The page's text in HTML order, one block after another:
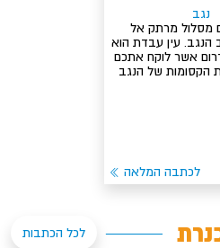
נגב
מסלול מרתק אל
הנגב. עין עבדת הוא
אשר לוקח אתכם
הקסומות של הנגב
לכתבה המלאה
לכל הכתבות